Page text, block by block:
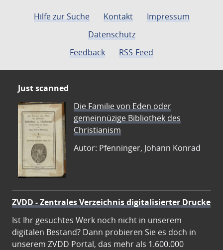
Hilfe zur Suche Kontakt
Impressum
Datenschutz
Feedback
RSS-Feed
Just scanned
Die Familie von Eden oder
gemeinnüzige Bibliothek des
Christianism
Autor: Pfenninger, Johann Konrad
ZVDD - Zentrales Verzeichnis digitalisierter Drucke
Ist Ihr gesuchtes Werk noch nicht in unserem
digitalen Bestand? Dann probieren Sie es doch in
unserem ZVDD Portal, das mehr als 1.600.000